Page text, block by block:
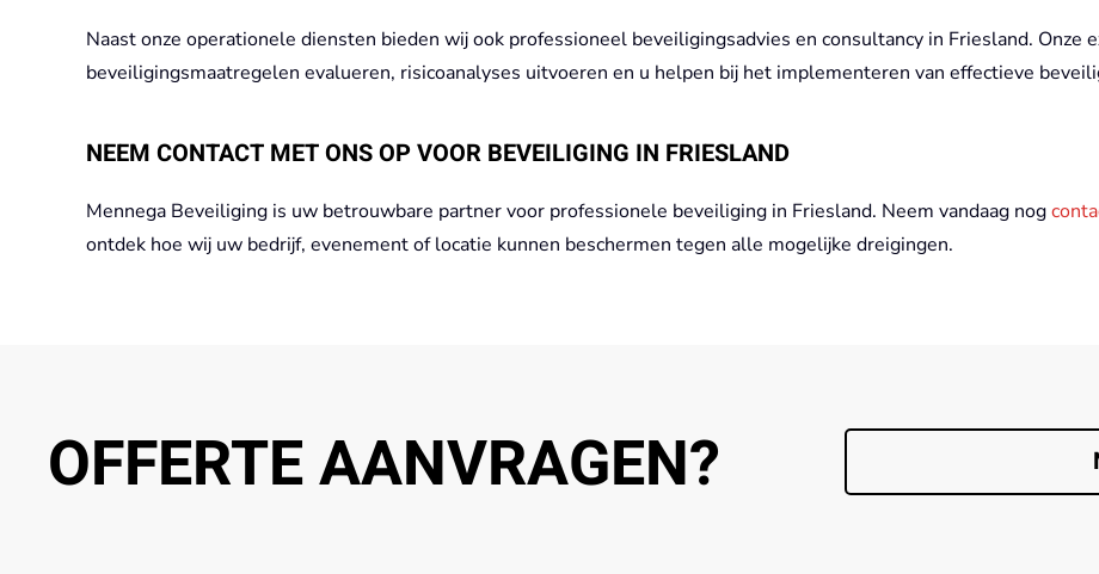
Naast onze operationele diensten bieden wij ook professioneel beveiligingsadvies en consultancy in Friesland. Onze
beveiligingsmaatregelen evalueren, risicoanalyses uitvoeren en u helpen bij het implementeren van effectieve
NEEM CONTACT MET ONS OP VOOR BEVEILIGING IN FRIESLAND
Mennega Beveiliging is uw betrouwbare partner voor professionele beveiliging in Friesland. Neem vandaag nog
ontdek hoe wij uw bedrijf, evenement of locatie kunnen beschermen tegen alle mogelijke dreigingen.
OFFERTE AANVRAGEN?